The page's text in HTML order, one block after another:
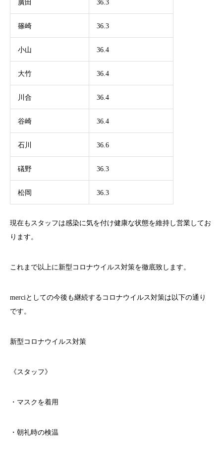
廣田 36.3
篠崎 36.3
小山 36.4
大竹 36.4
川合 36.4
谷崎 36.4
石川 36.6
礒野 36.3
松岡 36.3
現在もスタッフは感染に気を付け健康な状態を維持し営業してお
ります。
これまで以上に新型コロナウイルス対策を徹底致します。
merci としての今後も継続するコロナウイルス対策は以下の通り
です。
新型コロナウイルス対策
《スタッフ》
・マスクを着用
・朝礼時の検温